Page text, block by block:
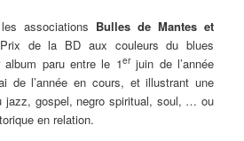
associations Bulles de Mantes et
de la BD aux couleurs du blues
album paru entre le 1erjuin de l’année
de l’année en cours, et illustrant une
jazz, gospel, negro spiritual, soul, … ou
en relation.